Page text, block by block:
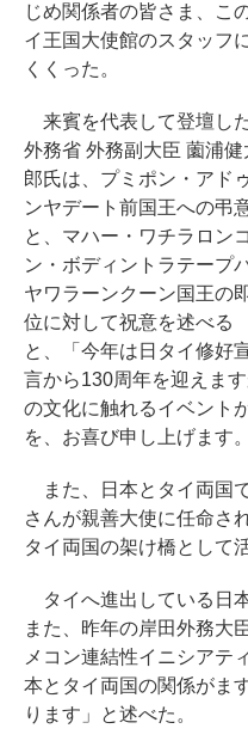
じめ関係者の皆さま、こ
イ王国大使館のスタッフ
くくった。
来賓を代表して登壇し
外務省 外務副大臣 薗浦健
郎氏は、プミポン・アドゥ
ンヤデート前国王への弔
と、マハー・ワチラロンコ
ン・ボディントラテープ
ヤワラーンクーン国王の
位に対して祝意を述べる
と、「今年は日タイ修好
言から130周年を迎えま
の文化に触れるイベント
を、お喜び申し上げます。
また、日本とタイ両国
さんが親善大使に任命さ
タイ両国の架け橋として
タイへ進出している日
また、昨年の岸田外務大
メコン連結性イニシアテ
本とタイ両国の関係がま
ります」と述べた。